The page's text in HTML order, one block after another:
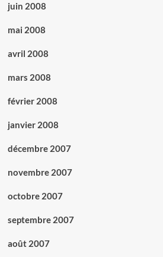
juin 2008
mai 2008
avril 2008
mars 2008
février 2008
janvier 2008
décembre 2007
novembre 2007
octobre 2007
septembre 2007
août 2007